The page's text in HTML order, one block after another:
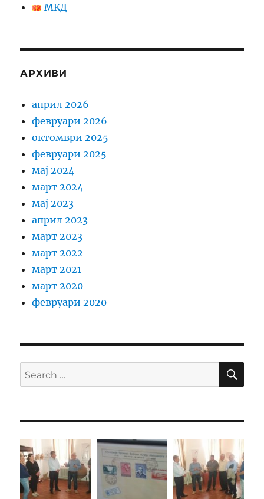
МКД
АРХИВИ
април 2026
февруари 2026
октомври 2025
февруари 2025
мај 2024
март 2024
мај 2023
април 2023
март 2023
март 2022
март 2021
март 2020
февруари 2020
Search
for: